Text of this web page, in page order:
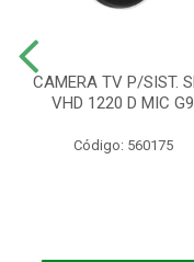
CAMERA TV P/SIST.
VHD 1220 D MIC G9
Código: 560175